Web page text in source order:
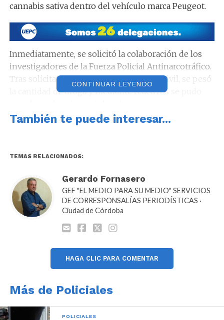
cannabis sativa dentro del vehículo marca Peugeot.
Inmediatamente, se solicitó la colaboración de los
investigadores de la Fuerza Policial Antinarcotráfico.
Tras solicitar la presencia de un testigo civil, se pesó
la cantidad de droga y mediante reactivos se pudo
CONTINUAR LEYENDO
También te puede interesar...
TEMAS RELACIONADOS:
Gerardo Fornasero
GEF "EL MEDIO PARA SU MEDIO" SERVICIOS
DE CORRESPONSALÍAS PERIODÍSTICAS ·
Ciudad de Córdoba
HAGA CLIC PARA COMENTAR
Más de Policiales
POLICIALES